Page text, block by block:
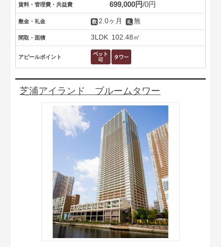
賃料・管理費・共益費 699,000円 0円
敷金・礼金 2.0ヶ月 無
間取・面積 3LDK 102.48㎡
アピールポイント
芝浦アイランド ブルームタワー